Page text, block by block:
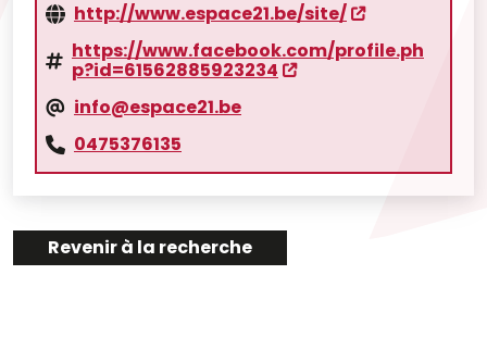
http://www.espace21.be/site/
https://www.facebook.com/profile.ph
p?id=61562885923234
info@espace21.be
0475376135
Revenir à la recherche